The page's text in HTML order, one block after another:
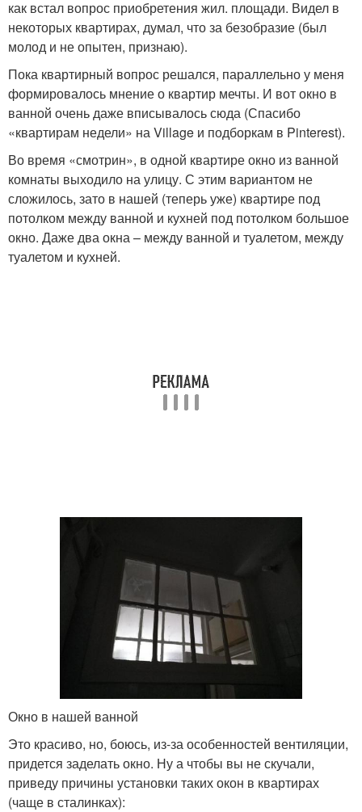
как встал вопрос приобретения жил. площади. Видел в
некоторых квартирах, думал, что за безобразие (был
молод и не опытен, признаю).
Пока квартирный вопрос решался, параллельно у меня
формировалось мнение о квартир мечты. И вот окно в
ванной очень даже вписывалось сюда (Спасибо
«квартирам недели» на Village и подборкам в Pinterest).
Во время «смотрин», в одной квартире окно из ванной
комнаты выходило на улицу. С этим вариантом не
сложилось, зато в нашей (теперь уже) квартире под
потолком между ванной и кухней под потолком большое
окно. Даже два окна – между ванной и туалетом, между
туалетом и кухней.
Окно в нашей ванной
Это красиво, но, боюсь, из-за особенностей вентиляции,
придется заделать окно. Ну а чтобы вы не скучали,
приведу причины установки таких окон в квартирах
(чаще в сталинках):